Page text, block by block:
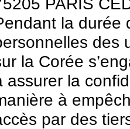
la durée
des
la Corée
assurer la
à
par des